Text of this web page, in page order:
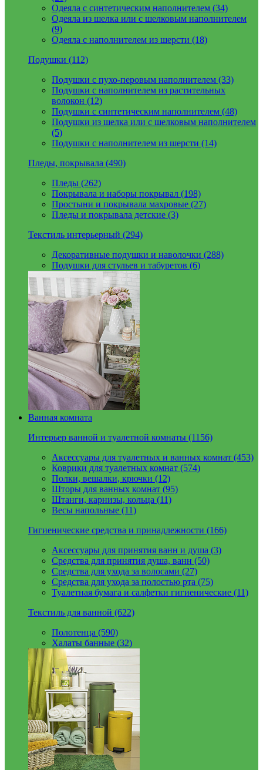
Одеяла с синтетическим наполнителем (34)
Одеяла из шелка или с шелковым наполнителем
(9)
Одеяла с наполнителем из шерсти (18)
Подушки (112)
Подушки с пухо-перовым наполнителем (33)
Подушки с наполнителем из растительных
волокон (12)
Подушки с синтетическим наполнителем (48)
Подушки из шелка или с шелковым наполнителем
(5)
Подушки с наполнителем из шерсти (14)
Пледы, покрывала (490)
Пледы (262)
Покрывала и наборы покрывал (198)
Простыни и покрывала махровые (27)
Пледы и покрывала детские (3)
Текстиль интерьерный (294)
Декоративные подушки и наволочки (288)
Подушки для стульев и табуретов (6)
Ванная комната
Интерьер ванной и туалетной комнаты (1156)
Аксессуары для туалетных и ванных комнат (453)
Коврики для туалетных комнат (574)
Полки, вешалки, крючки (12)
Шторы для ванных комнат (95)
Штанги, карнизы, кольца (11)
Весы напольные (11)
Гигиенические средства и принадлежности (166)
Аксессуары для принятия ванн и душа (3)
Средства для принятия душа, ванн (50)
Средства для ухода за волосами (27)
Средства для ухода за полостью рта (75)
Туалетная бумага и салфетки гигиенические (11)
Текстиль для ванной (622)
Полотенца (590)
Халаты банные (32)